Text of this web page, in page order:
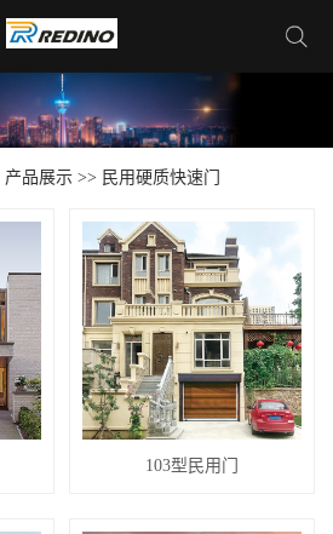
产品展示 >> 民用硬质快速门
103型民用门